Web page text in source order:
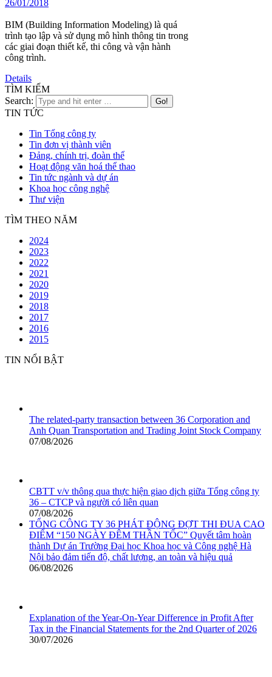
26/01/2018
BIM (Building Information Modeling) là quá
trình tạo lập và sử dụng mô hình thông tin trong
các giai đoạn thiết kế, thi công và vận hành
công trình.
Details
TÌM KIẾM
Search:
TIN TỨC
Tin Tổng công ty
Tin đơn vị thành viên
Đảng, chính trị, đoàn thể
Hoạt động văn hoá thể thao
Tin tức ngành và dự án
Khoa học công nghệ
Thư viện
TÌM THEO NĂM
2024
2023
2022
2021
2020
2019
2018
2017
2016
2015
TIN NỔI BẬT
The related-party transaction between 36 Corporation and
Anh Quan Transportation and Trading Joint Stock Company
07/08/2026
CBTT v/v thông qua thực hiện giao dịch giữa Tổng công ty
36 – CTCP và người có liên quan
07/08/2026
TỔNG CÔNG TY 36 PHÁT ĐỘNG ĐỢT THI ĐUA CAO
ĐIỂM “150 NGÀY ĐÊM THẦN TỐC” Quyết tâm hoàn
thành Dự án Trường Đại học Khoa học và Công nghệ Hà
Nội bảo đảm tiến độ, chất lượng, an toàn và hiệu quả
06/08/2026
Explanation of the Year-On-Year Difference in Profit After
Tax in the Financial Statements for the 2nd Quarter of 2026
30/07/2026